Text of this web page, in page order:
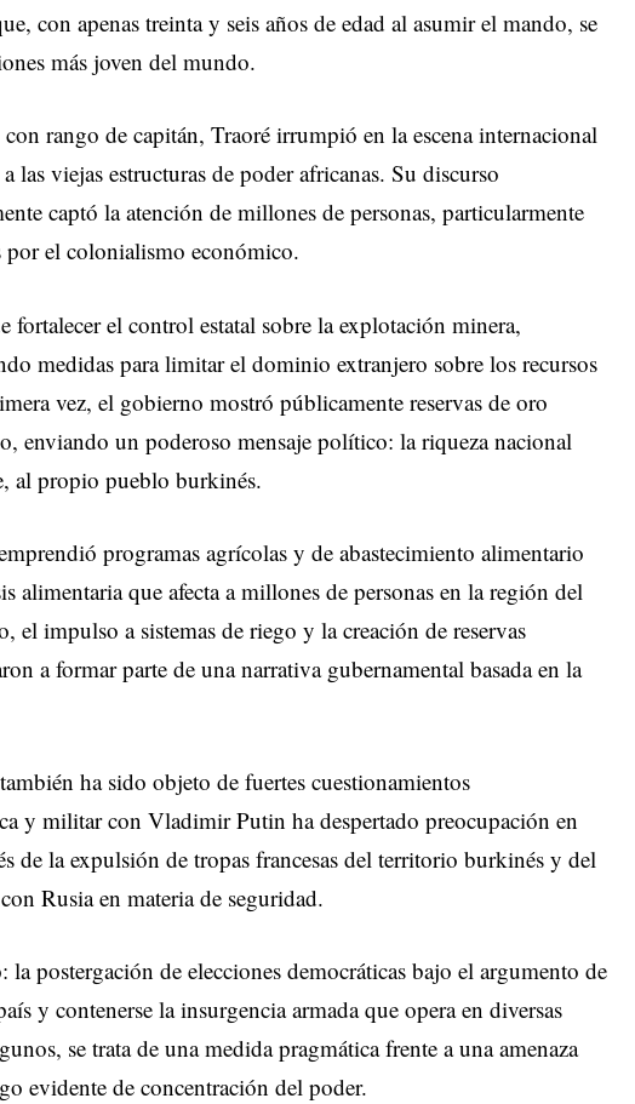
con apenas treinta y seis años de edad al asumir el mando, se
más joven del mundo.
rango de capitán, Traoré irrumpió en la escena internacional
viejas estructuras de poder africanas. Su discurso
captó la atención de millones de personas, particularmente
por el colonialismo económico.
fortalecer el control estatal sobre la explotación minera,
medidas para limitar el dominio extranjero sobre los recursos
vez, el gobierno mostró públicamente reservas de oro
enviando un poderoso mensaje político: la riqueza nacional
al propio pueblo burkinés.
programas agrícolas y de abastecimiento alimentario
alimentaria que afecta a millones de personas en la región del
el impulso a sistemas de riego y la creación de reservas
a formar parte de una narrativa gubernamental basada en la
ha sido objeto de fuertes cuestionamientos
y militar con Vladimir Putin ha despertado preocupación en
de la expulsión de tropas francesas del territorio burkinés y del
Rusia en materia de seguridad.
postergación de elecciones democráticas bajo el argumento de
y contenerse la insurgencia armada que opera en diversas
se trata de una medida pragmática frente a una amenaza
evidente de concentración del poder.